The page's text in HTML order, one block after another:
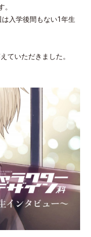
。
入学後間もない1年生
ていただきました。